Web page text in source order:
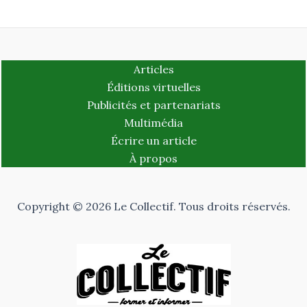
Articles
Éditions virtuelles
Publicités et partenariats
Multimédia
Écrire un article
À propos
Copyright © 2026 Le Collectif. Tous droits réservés.